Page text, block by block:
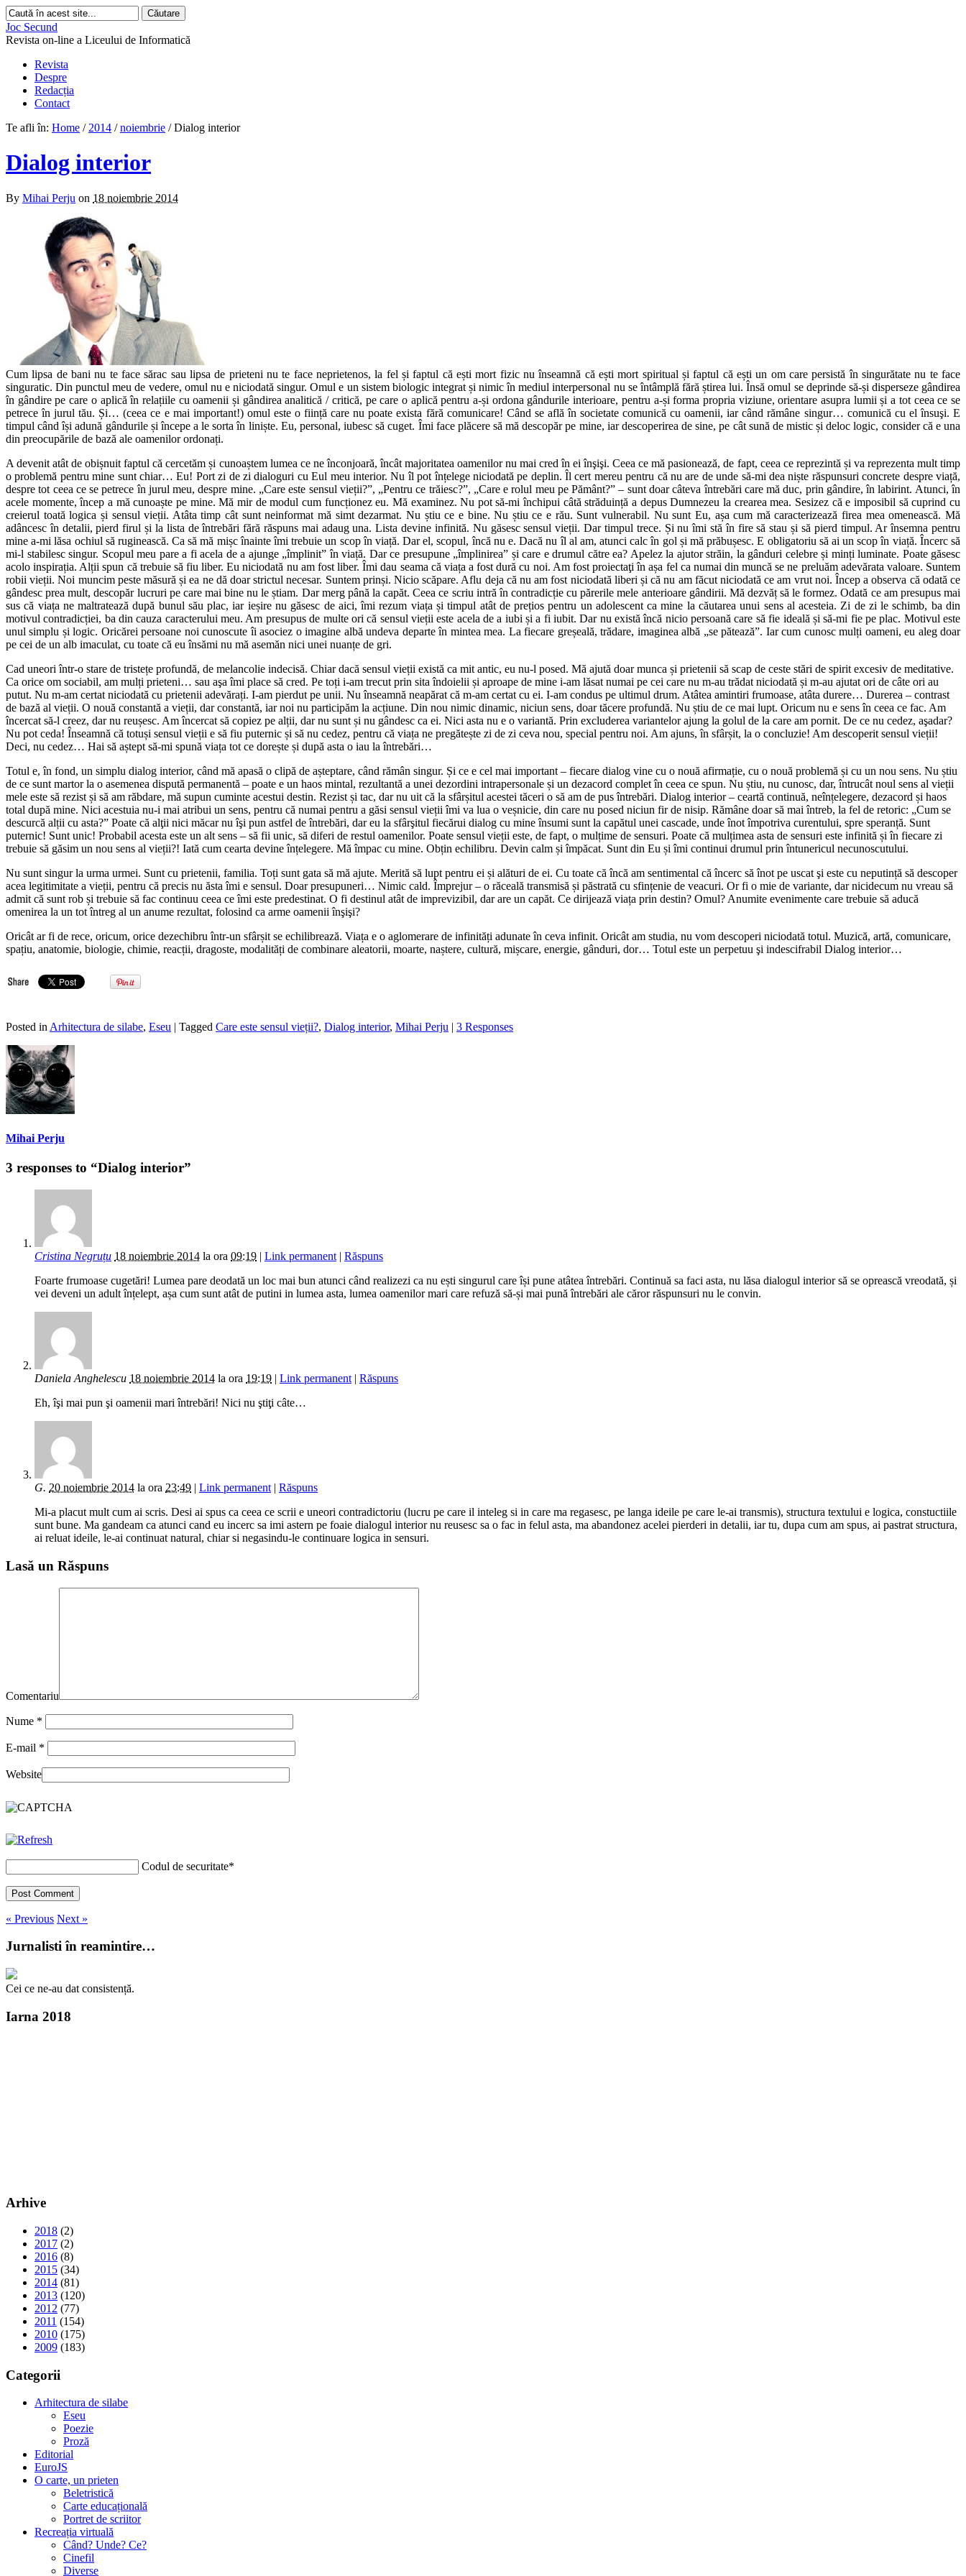
Joc Secund
Revista on-line a Liceului de Informatică
Revista
Despre
Redacția
Contact
Te afli în: Home / 2014 / noiembrie / Dialog interior
Dialog interior
By Mihai Perju on 18 noiembrie 2014
Cum lipsa de bani nu te face sărac sau lipsa de prieteni nu te face neprietenos, la fel și faptul că ești mort fizic nu înseamnă că ești mort spiritual și faptul că ești un om care persistă în singurătate nu te face
singuratic. Din punctul meu de vedere, omul nu e niciodată singur. Omul e un sistem biologic integrat și nimic în mediul interpersonal nu se întâmplă fără știrea lui. Însă omul se deprinde să-și disperseze gândirea
în gândire pe care o aplică în relațiile cu oamenii și gândirea analitică / critică, pe care o aplică pentru a-și ordona gândurile interioare, pentru a-și forma propria viziune, orientare asupra lumii și a tot ceea ce se
petrece în jurul tău. Și… (ceea ce e mai important!) omul este o ființă care nu poate exista fără comunicare! Când se află în societate comunică cu oamenii, iar când rămâne singur… comunică cu el însuşi. E
timpul când își adună gândurile și începe a le sorta în liniște. Eu, personal, iubesc să cuget. Îmi face plăcere să mă descopăr pe mine, iar descoperirea de sine, pe cât sună de mistic și deloc logic, consider că e una
din preocupările de bază ale oamenilor ordonați.
A devenit atât de obișnuit faptul că cercetăm și cunoaștem lumea ce ne înconjoară, încât majoritatea oamenilor nu mai cred în ei înşişi. Ceea ce mă pasionează, de fapt, ceea ce reprezintă și va reprezenta mult timp
o problemă pentru mine sunt chiar… Eu! Port zi de zi dialoguri cu Eul meu interior. Nu îl pot înțelege niciodată pe deplin. Îl cert mereu pentru că nu are de unde să-mi dea niște răspunsuri concrete despre viață,
despre tot ceea ce se petrece în jurul meu, despre mine. „Care este sensul vieții?”, „Pentru ce trăiesc?”, „Care e rolul meu pe Pământ?” – sunt doar câteva întrebări care mă duc, prin gândire, în labirint. Atunci, în
acele momente, încep a mă cunoaște pe mine. Mă mir de modul cum funcționez eu. Mă examinez. Nu pot să-mi închipui câtă străduință a depus Dumnezeu la crearea mea. Sesizez că e imposibil să cuprind cu
creierul toată logica și sensul vieții. Atâta timp cât sunt neinformat mă simt dezarmat. Nu știu ce e bine. Nu știu ce e rău. Sunt vulnerabil. Nu sunt Eu, așa cum mă caracterizează firea mea omenească. Mă
adâncesc în detalii, pierd firul și la lista de întrebări fără răspuns mai adaug una. Lista devine infinită. Nu găsesc sensul vieții. Dar timpul trece. Și nu îmi stă în fire să stau și să pierd timpul. Ar însemna pentru
mine a-mi lăsa ochiul să ruginească. Ca să mă mișc înainte îmi trebuie un scop în viață. Dar el, scopul, încă nu e. Dacă nu îl al am, atunci calc în gol și mă prăbușesc. E obligatoriu să ai un scop în viață. Încerc să
mi-l stabilesc singur. Scopul meu pare a fi acela de a ajunge „împlinit” în viață. Dar ce presupune „împlinirea” și care e drumul către ea? Apelez la ajutor străin, la gânduri celebre și minți luminate. Poate găsesc
acolo inspirația. Alții spun că trebuie să fiu liber. Eu niciodată nu am fost liber. Îmi dau seama că viața a fost dură cu noi. Am fost proiectaţi în așa fel ca numai din muncă se ne preluăm adevărata valoare. Suntem
robii vieții. Noi muncim peste măsură și ea ne dă doar strictul necesar. Suntem prinși. Nicio scăpare. Aflu deja că nu am fost niciodată liberi și că nu am făcut niciodată ce am vrut noi. Încep a observa că odată ce
gândesc prea mult, descopăr lucruri pe care mai bine nu le știam. Dar merg până la capăt. Ceea ce scriu intră în contradicție cu părerile mele anterioare gândirii. Mă dezvăț să le formez. Odată ce am presupus mai
sus că viața ne maltratează după bunul său plac, iar ieșire nu găsesc de aici, îmi rezum viața și timpul atât de prețios pentru un adolescent ca mine la căutarea unui sens al acesteia. Zi de zi le schimb, ba din
motivul contradicției, ba din cauza caracterului meu. Am presupus de multe ori că sensul vieții este acela de a iubi și a fi iubit. Dar nu există încă nicio persoană care să fie ideală și să-mi fie pe plac. Motivul este
unul simplu și logic. Oricărei persoane noi cunoscute îi asociez o imagine albă undeva departe în mintea mea. La fiecare greșeală, trădare, imaginea albă „se pătează”. Iar cum cunosc mulți oameni, eu aleg doar
pe cei de un alb imaculat, cu toate că eu însămi nu mă asemăn nici unei nuanțe de gri.
Cad uneori într-o stare de tristețe profundă, de melancolie indecisă. Chiar dacă sensul vieții există ca mit antic, eu nu-l posed. Mă ajută doar munca și prietenii să scap de ceste stări de spirit excesiv de meditative.
Ca orice om sociabil, am mulți prieteni… sau aşa îmi place să cred. Pe toți i-am trecut prin sita îndoielii și aproape de mine i-am lăsat numai pe cei care nu m-au trădat niciodată și m-au ajutat ori de câte ori au
putut. Nu m-am certat niciodată cu prietenii adevărați. I-am pierdut pe unii. Nu înseamnă neapărat că m-am certat cu ei. I-am condus pe ultimul drum. Atâtea amintiri frumoase, atâta durere… Durerea – contrast
de bază al vieții. O nouă constantă a vieții, dar constantă, iar noi nu participăm la acțiune. Din nou nimic dinamic, niciun sens, doar tăcere profundă. Nu știu de ce mai lupt. Oricum nu e sens în ceea ce fac. Am
încercat să-l creez, dar nu reușesc. Am încercat să copiez pe alții, dar nu sunt și nu gândesc ca ei. Nici asta nu e o variantă. Prin excluderea variantelor ajung la golul de la care am pornit. De ce nu cedez, aşadar?
Nu pot ceda! Înseamnă că totuși sensul vieții e să fiu puternic și să nu cedez, pentru că viața ne pregătește zi de zi ceva nou, special pentru noi. Am ajuns, în sfârșit, la o concluzie! Am descoperit sensul vieții!
Deci, nu cedez… Hai să aștept să-mi spună viața tot ce dorește și după asta o iau la întrebări…
Totul e, în fond, un simplu dialog interior, când mă apasă o clipă de așteptare, când rămân singur. Și ce e cel mai important – fiecare dialog vine cu o nouă afirmație, cu o nouă problemă și cu un nou sens. Nu știu
de ce sunt martor la o asemenea dispută permanentă – poate e un haos mintal, rezultantă a unei dezordini intrapersonale și un dezacord complet în ceea ce spun. Nu știu, nu cunosc, dar, întrucât noul sens al vieții
mele este să rezist și să am răbdare, mă supun cuminte acestui destin. Rezist și tac, dar nu uit că la sfârșitul acestei tăceri o să am de pus întrebări. Dialog interior – ceartă continuă, neînțelegere, dezacord și haos
total după mine. Nici acestuia nu-i mai atribui un sens, pentru că numai pentru a găsi sensul vieții îmi va lua o veșnicie, din care nu posed niciun fir de nisip. Rămâne doar să mai întreb, la fel de retoric: „Cum se
descurcă alții cu asta?” Poate că alţii nici măcar nu îşi pun astfel de întrebări, dar eu la sfârşitul fiecărui dialog cu mine însumi sunt la capătul unei cascade, unde înot împotriva curentului, spre speranță. Sunt
puternic! Sunt unic! Probabil acesta este un alt sens – să fii unic, să diferi de restul oamenilor. Poate sensul vieții este, de fapt, o mulțime de sensuri. Poate că mulțimea asta de sensuri este infinită și în fiecare zi
trebuie să găsim un nou sens al vieții?! Iată cum cearta devine înțelegere. Mă împac cu mine. Obțin echilibru. Devin calm și împăcat. Sunt din Eu și îmi continui drumul prin întunericul necunoscutului.
Nu sunt singur la urma urmei. Sunt cu prietenii, familia. Toți sunt gata să mă ajute. Merită să lupt pentru ei și alături de ei. Cu toate că încă am sentimental că încerc să înot pe uscat şi este cu neputință să descoper
acea legitimitate a vieții, pentru că precis nu ăsta îmi e sensul. Doar presupuneri… Nimic cald. Împrejur – o răceală transmisă și păstrată cu sfințenie de veacuri. Or fi o mie de variante, dar nicidecum nu vreau să
admit că sunt rob și trebuie să fac continuu ceea ce îmi este predestinat. O fi destinul atât de imprevizibil, dar are un capăt. Ce dirijează viața prin destin? Omul? Anumite evenimente care trebuie să aducă
omenirea la un tot întreg al un anume rezultat, folosind ca arme oamenii înşişi?
Oricât ar fi de rece, oricum, orice dezechibru într-un sfârșit se echilibrează. Viața e o aglomerare de infinități adunate în ceva infinit. Oricât am studia, nu vom descoperi niciodată totul. Muzică, artă, comunicare,
spațiu, anatomie, biologie, chimie, reacții, dragoste, modalități de combinare aleatorii, moarte, naștere, cultură, mișcare, energie, gânduri, dor… Totul este un perpetuu şi indescifrabil Dialog interior…
Posted in Arhitectura de silabe, Eseu | Tagged Care este sensul vieții?, Dialog interior, Mihai Perju | 3 Responses
Mihai Perju
3 responses to “Dialog interior”
Cristina Negruțu 18 noiembrie 2014 la ora 09:19 | Link permanent | Răspuns
Foarte frumoase cugetări! Lumea pare deodată un loc mai bun atunci când realizezi ca nu ești singurul care își pune atâtea întrebări. Continuă sa faci asta, nu lăsa dialogul interior să se oprească vreodată, și
vei deveni un adult înțelept, așa cum sunt atât de putini in lumea asta, lumea oamenilor mari care refuză să-și mai pună întrebări ale căror răspunsuri nu le convin.
Daniela Anghelescu 18 noiembrie 2014 la ora 19:19 | Link permanent | Răspuns
Eh, îşi mai pun şi oamenii mari întrebări! Nici nu ştiţi câte…
G. 20 noiembrie 2014 la ora 23:49 | Link permanent | Răspuns
Mi-a placut mult cum ai scris. Desi ai spus ca ceea ce scrii e uneori contradictoriu (lucru pe care il inteleg si in care ma regasesc, pe langa ideile pe care le-ai transmis), structura textului e logica, constuctiile
sunt bune. Ma gandeam ca atunci cand eu incerc sa imi astern pe foaie dialogul interior nu reusesc sa o fac in felul asta, ma abandonez acelei pierderi in detalii, iar tu, dupa cum am spus, ai pastrat structura,
ai reluat ideile, le-ai continuat natural, chiar si negasindu-le continuare logica in sensuri.
Lasă un Răspuns
Comentariu
Nume *
E-mail *
Website
Codul de securitate*
« Previous Next »
Jurnalisti în reamintire…
Cei ce ne-au dat consistență.
Iarna 2018
Arhive
2018 (2)
2017 (2)
2016 (8)
2015 (34)
2014 (81)
2013 (120)
2012 (77)
2011 (154)
2010 (175)
2009 (183)
Categorii
Arhitectura de silabe
Eseu
Poezie
Proză
Editorial
EuroJS
O carte, un prieten
Beletristică
Carte educațională
Portret de scriitor
Recreația virtuală
Când? Unde? Ce?
Cinefil
Diverse